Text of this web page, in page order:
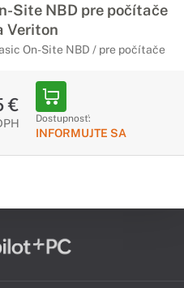
Site NBD pre počítače
Veriton
On-Site NBD / pre počítače
€
Dostupnosť:
INFORMUJTE SA